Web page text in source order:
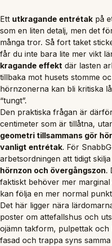
Ett utkragande entrétak på
som en liten detalj, men det
många tror. Så fort taket
får du inte bara lite mer vikt
kragande effekt där lasten
tillbaka mot husets stomme
hörnzonerna kan bli kritiska
“tungt”.
Den praktiska frågan är
centimeter som är tillåtna,
geometri tillsammans gör
vanligt entrétak. För
arbetsordningen att tidigt
hörnzon och övergångszon.
faktiskt behöver mer
kan följa en mer normal
Det här ligger nära
poster om attefallshus och
ojämn takform, pulpettak och
fasad och trappa syns